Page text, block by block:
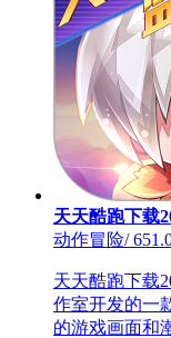
天天酷跑下载
动作冒险/
天天酷跑下载
作室开发的一
的游戏画面和